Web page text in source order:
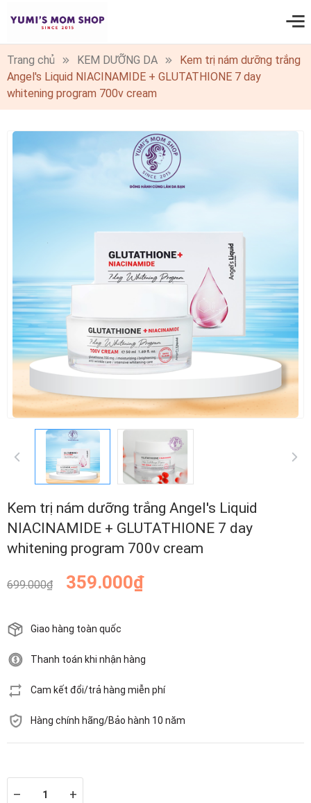
0
Trang chủ KEM DƯỠNG DA
Kem trị nám dưỡng trắng
Angel's Liquid NIACINAMIDE + GLUTATHIONE 7 day
whitening program 700v cream
Kem trị nám dưỡng trắng Angel's Liquid
NIACINAMIDE + GLUTATHIONE 7 day
whitening program 700v cream
699.000₫ 359.000₫
Giao hàng toàn quốc
Thanh toán khi nhận hàng
Cam kết đổi/trả hàng miễn phí
Hàng chính hãng/Bảo hành 10 năm
– +